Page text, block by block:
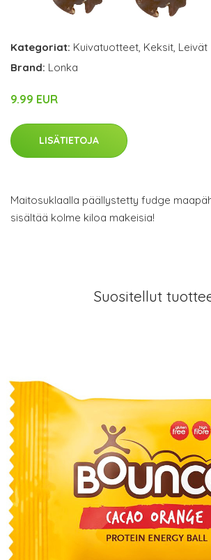
Kategoriat: Kuivatuotteet, Keksit, Leivät
Brand: Lonka
9.99 EUR
LISÄTIETOJA
Maitosuklaalla päällystetty fudge
sisältää kolme kiloa makeisia!
Suositellut